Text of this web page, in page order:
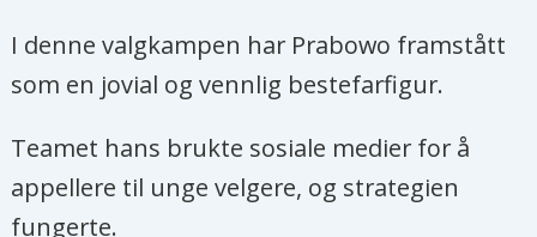
I denne valgkampen har Prabowo framstått
som en jovial og vennlig bestefarfigur.
Teamet hans brukte sosiale medier for å
appellere til unge velgere, og strategien
fungerte.